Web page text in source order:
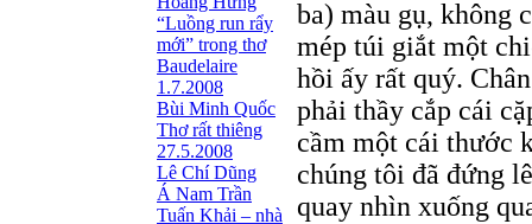
“Luồng run rẩy
mới” trong thơ
Baudelaire
1.7.2008
Bùi Minh Quốc
Thơ rất thiêng
27.5.2008
Lê Chí Dũng
Á Nam Trần
Tuấn Khải – nhà
ba) màu gụ, không
mép túi giắt một
hồi ấy rất quý.
phải thầy cắp cái
cầm một cái thước
chúng tôi đã đứng
quay nhìn xuống